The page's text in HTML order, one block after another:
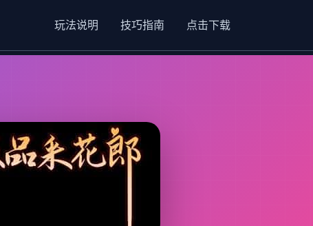
玩法说明 技巧指南 点击下载